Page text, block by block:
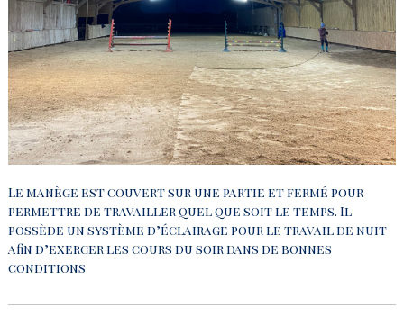
d
e
L
a
n
d
e
Le manège est couvert sur une partie et fermé pour
permettre de travailler quel que soit le temps. Il
possède un système d’éclairage pour le travail de nuit
afin d’exercer les cours du soir dans de bonnes
conditions